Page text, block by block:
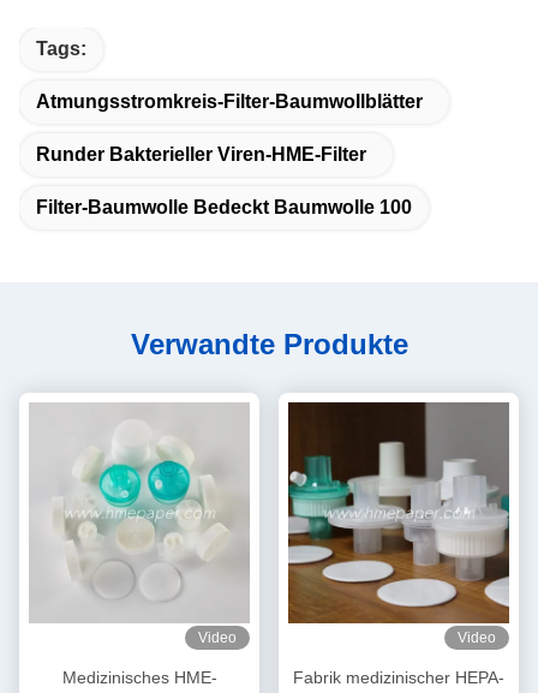
Tags:
Atmungsstromkreis-Filter-Baumwollblätter
Runder Bakterieller Viren-HME-Filter
Filter-Baumwolle Bedeckt Baumwolle 100
Verwandte Produkte
Video
Medizinisches HME-
Video
Fabrik medizinischer HEPA-